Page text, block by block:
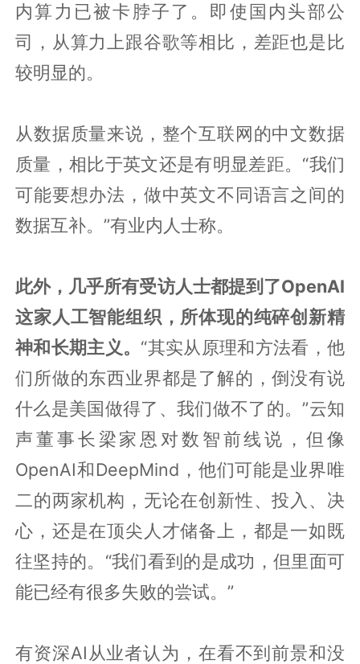
内算力已被卡脖子了。即使国内头部公
司，从算力上跟谷歌等相比，差距也是比
较明显的。
从数据质量来说，整个互联网的中文数据
质量，相比于英文还是有明显差距。“我们
可能要想办法，做中英文不同语言之间的
数据互补。”有业内人士称。
此外，几乎所有受访人士都提到了OpenAI
这家人工智能组织，所体现的纯碎创新精
神和长期主义。 “其实从原理和方法看，他
们所做的东西业界都是了解的，倒没有说
什么是美国做得了、我们做不了的。”云知
声董事长梁家恩对数智前线说，但像
OpenAI和DeepMind，他们可能是业界唯
二的两家机构，无论在创新性、投入、决
心，还是在顶尖人才储备上，都是一如既
往坚持的。“我们看到的是成功，但里面可
能已经有很多失败的尝试。”
有资深AI从业者认为，在看不到前景和没